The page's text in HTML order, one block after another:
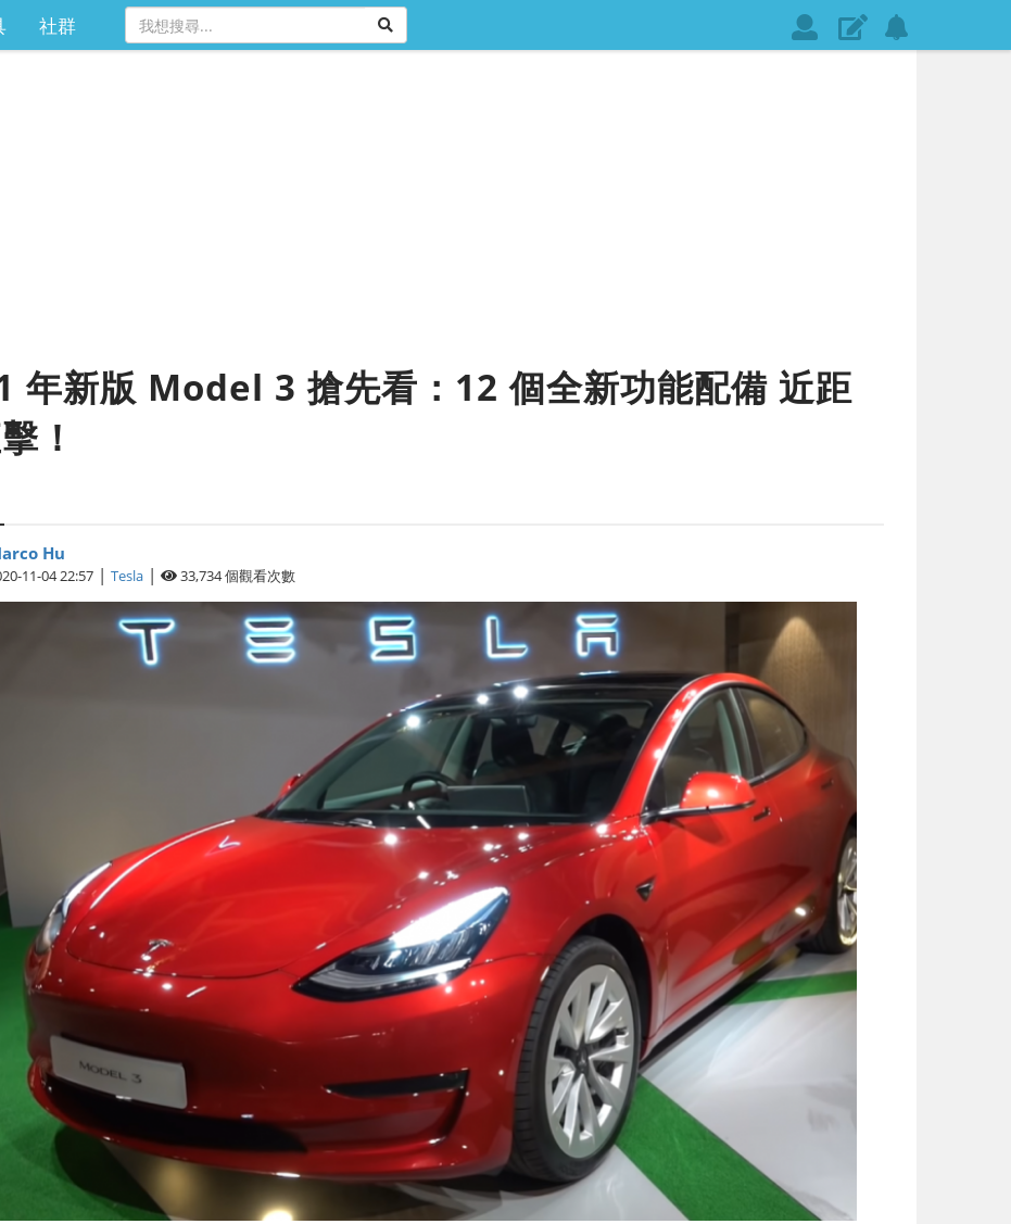
社群
會
員
發
表
設
定
年新版 Model 3 搶先看：12 個全新功能配備 近距
！
Hu
11-04 22:57 | Tesla | 33,734個觀看次數